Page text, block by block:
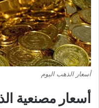
أسعار الذهب اليوم
أسعار مصنعية